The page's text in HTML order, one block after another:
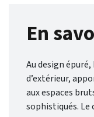
En
Au design
d’extérieur,
aux espaces
sophistiqués.